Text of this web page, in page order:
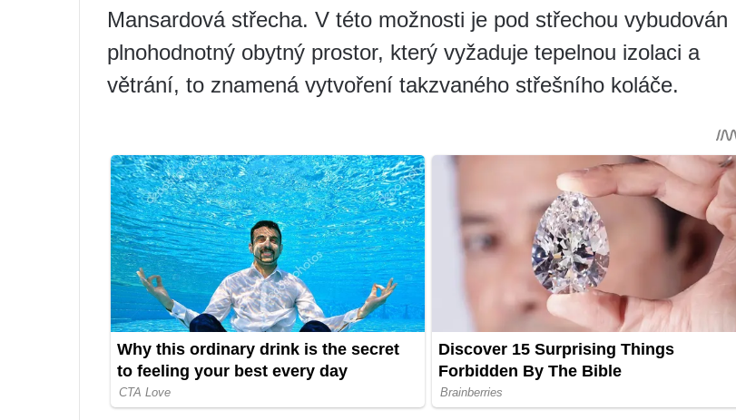
Mansardová střecha. V této možnosti je pod střechou vybudován
plnohodnotný obytný prostor, který vyžaduje tepelnou izolaci a
větrání, to znamená vytvoření takzvaného střešního koláče.